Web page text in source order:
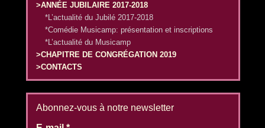
>ANNÉE JUBILAIRE 2017-2018
*L’actualité du Jubilé 2017-2018
*Comédie Musicamp: présentation et inscriptions
*L’actualité du Musicamp
>CHAPITRE DE CONGRÉGATION 2019
>CONTACTS
Abonnez-vous à notre newsletter